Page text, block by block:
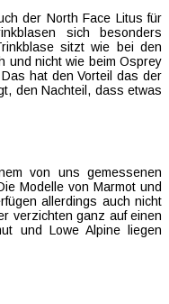
der North Face Litus für
sich besonders
sitzt wie bei den
und nicht wie beim Osprey
hat den Vorteil das der
den Nachteil, dass etwas
von uns gemessenen
Modelle von Marmot und
allerdings auch nicht
verzichten ganz auf einen
und Lowe Alpine liegen